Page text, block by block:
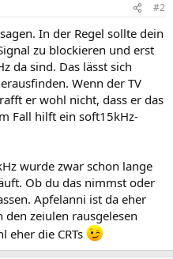
#2
In der Regel sollte dein
zu blockieren und erst
da sind. Das lässt sich
Wenn der TV
er wohl nicht, dass er das
Fall hilft ein soft15kHz-
wurde zwar schon lange
Ob du das nimmst oder
Apfelanni ist da eher
den zeiulen rausgelesen
eher die CRTs